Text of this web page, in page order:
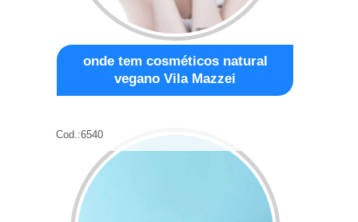
onde tem cosméticos natural
vegano Vila Mazzei
Cod.:6540